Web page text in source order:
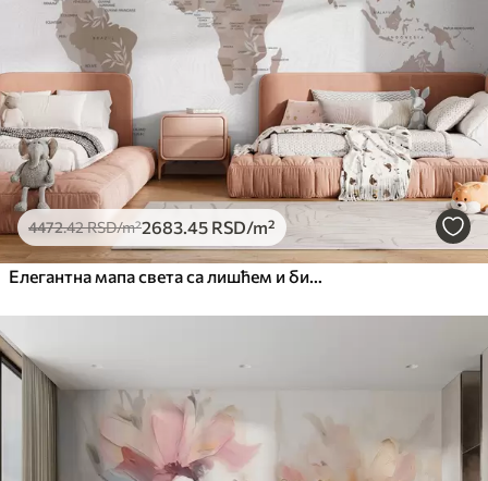
4472.42RSD/m²2683 .45 RSD/m²